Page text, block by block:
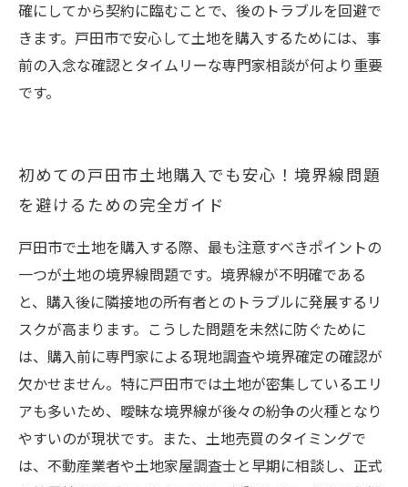
確にしてから契約に臨むことで、後のトラブルを回避で
きます。戸田市で安心して土地を購入するためには、事
前の入念な確認とタイムリーな専門家相談が何より重要
です。
初めての戸田市土地購入でも安心！境界線問題
を避けるための完全ガイド
戸田市で土地を購入する際、最も注意すべきポイントの
一つが土地の境界線問題です。境界線が不明確である
と、購入後に隣接地の所有者とのトラブルに発展するリ
スクが高まります。こうした問題を未然に防ぐために
は、購入前に専門家による現地調査や境界確定の確認が
欠かせません。特に戸田市では土地が密集しているエリ
アも多いため、曖昧な境界線が後々の紛争の火種となり
やすいのが現状です。また、土地売買のタイミングで
は、不動産業者や土地家屋調査士と早期に相談し、正式